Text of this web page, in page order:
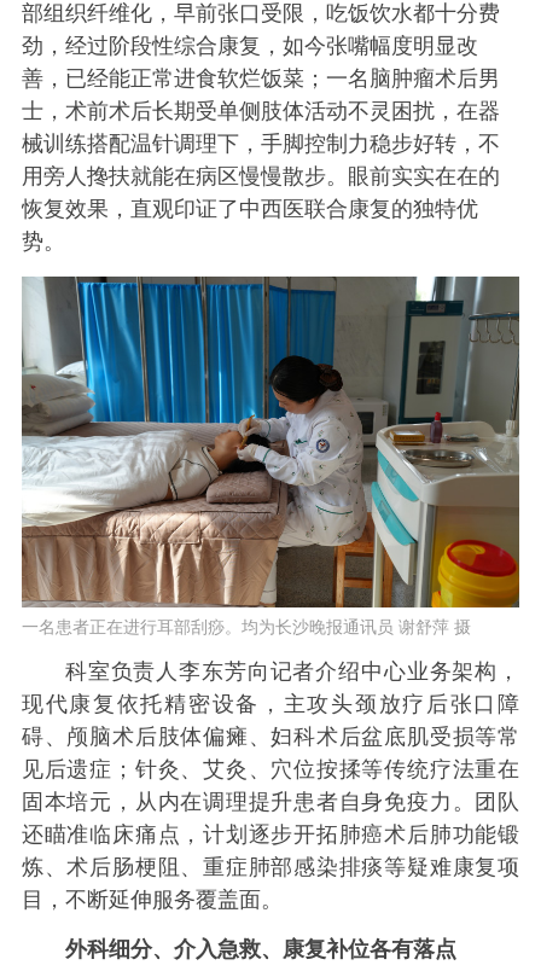
部组织纤维化，早前张口受限，吃饭饮水都十分费
劲，经过阶段性综合康复，如今张嘴幅度明显改
善，已经能正常进食软烂饭菜；一名脑肿瘤术后男
士，术前术后长期受单侧肢体活动不灵困扰，在器
械训练搭配温针调理下，手脚控制力稳步好转，不
用旁人搀扶就能在病区慢慢散步。眼前实实在在的
恢复效果，直观印证了中西医联合康复的独特优
势。
一名患者正在进行耳部刮痧。均为长沙晚报通讯员 谢舒萍 摄
科室负责人李东芳向记者介绍中心业务架构，
现代康复依托精密设备，主攻头颈放疗后张口障
碍、颅脑术后肢体偏瘫、妇科术后盆底肌受损等常
见后遗症；针灸、艾灸、穴位按揉等传统疗法重在
固本培元，从内在调理提升患者自身免疫力。团队
还瞄准临床痛点，计划逐步开拓肺癌术后肺功能锻
炼、术后肠梗阻、重症肺部感染排痰等疑难康复项
目，不断延伸服务覆盖面。
外科细分、介入急救、康复补位各有落点